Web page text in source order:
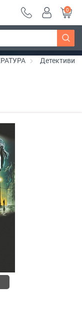
Дізнатись більше
0
Детективи